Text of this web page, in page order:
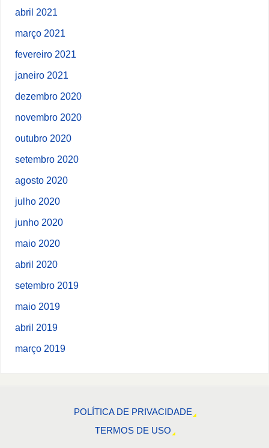
abril 2021
março 2021
fevereiro 2021
janeiro 2021
dezembro 2020
novembro 2020
outubro 2020
setembro 2020
agosto 2020
julho 2020
junho 2020
maio 2020
abril 2020
setembro 2019
maio 2019
abril 2019
março 2019
POLÍTICA DE PRIVACIDADE
TERMOS DE USO